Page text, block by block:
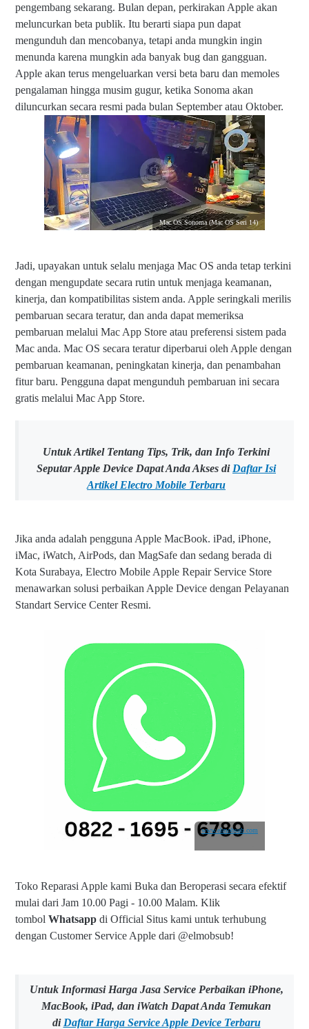
pengembang sekarang. Bulan depan, perkirakan Apple akan
meluncurkan beta publik. Itu berarti siapa pun dapat
mengunduh dan mencobanya, tetapi anda mungkin ingin
menunda karena mungkin ada banyak bug dan gangguan.
Apple akan terus mengeluarkan versi beta baru dan memoles
pengalaman hingga musim gugur, ketika Sonoma akan
diluncurkan secara resmi pada bulan September atau Oktober.
Mac OS Sonoma (Mac OS Seri 14)
Jadi, upayakan untuk selalu menjaga Mac OS anda tetap terkini
dengan mengupdate secara rutin untuk menjaga keamanan,
kinerja, dan kompatibilitas sistem anda. Apple seringkali merilis
pembaruan secara teratur, dan anda dapat memeriksa
pembaruan melalui Mac App Store atau preferensi sistem pada
Mac anda. Mac OS secara teratur diperbarui oleh Apple dengan
pembaruan keamanan, peningkatan kinerja, dan penambahan
fitur baru. Pengguna dapat mengunduh pembaruan ini secara
gratis melalui Mac App Store.
Untuk Artikel Tentang Tips, Trik, dan Info Terkini
Seputar Apple Device Dapat Anda Akses di Daftar Isi
Artikel Electro Mobile Terbaru
Jika anda adalah pengguna Apple MacBook. iPad, iPhone,
iMac, iWatch, AirPods, dan MagSafe dan sedang berada di
Kota Surabaya, Electro Mobile Apple Repair Service Store
menawarkan solusi perbaikan Apple Device dengan Pelayanan
Standart Service Center Resmi.
www.elmobsub.com
Toko Reparasi Apple kami Buka dan Beroperasi secara efektif
mulai dari Jam 10.00 Pagi - 10.00 Malam. Klik
tombol Whatsapp di Official Situs kami untuk terhubung
dengan Customer Service Apple dari @elmobsub!
Untuk Informasi Harga Jasa Service Perbaikan iPhone,
MacBook, iPad, dan iWatch Dapat Anda Temukan
di Daftar Harga Service Apple Device Terbaru